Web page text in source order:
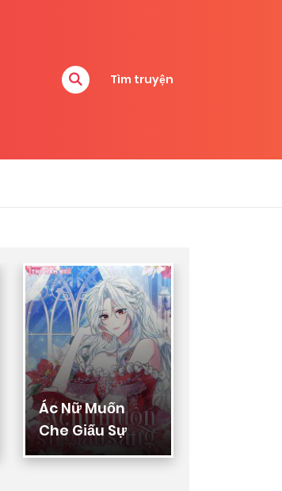
Tìm truyện
Ác Nữ Muốn
Che Giấu Sự
Giàu Sang